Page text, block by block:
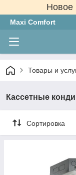
Новое
Maxi Comfort
Товары и
Кассетные
Сортировка